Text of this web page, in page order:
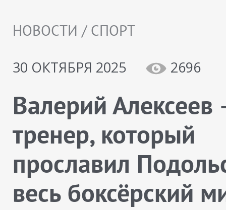
НОВОСТИ / СПОРТ
30 ОКТЯБРЯ 2025
2696
Валерий Алексеев
тренер, который
прославил
весь боксёрский